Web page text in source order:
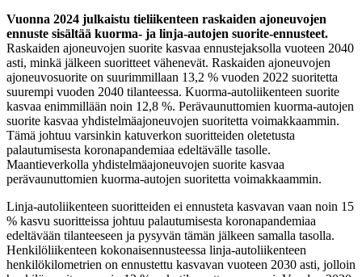
Vuonna 2024 julkaistu tieliikenteen raskaiden ajoneuvojen
ennuste sisältää kuorma- ja linja-autojen suorite-ennusteet.
Raskaiden ajoneuvojen suorite kasvaa ennustejaksolla vuoteen 2040
asti, minkä jälkeen suoritteet vähenevät. Raskaiden ajoneuvojen
ajoneuvosuorite on suurimmillaan 13,2 % vuoden 2022 suoritetta
suurempi vuoden 2040 tilanteessa. Kuorma-autoliikenteen suorite
kasvaa enimmillään noin 12,8 %. Perävaunuttomien kuorma-autojen
suorite kasvaa yhdistelmäajoneuvojen suoritetta voimakkaammin.
Tämä johtuu varsinkin katuverkon suoritteiden oletetusta
palautumisesta koronapandemiaa edeltävälle tasolle.
Maantieverkolla yhdistelmäajoneuvojen suorite kasvaa
perävaunuttomien kuorma-autojen suoritetta voimakkaammin.
Linja-autoliikenteen suoritteiden ei ennusteta kasvavan vaan noin 15
% kasvu suoritteissa johtuu palautumisesta koronapandemiaa
edeltävään tilanteeseen ja pysyvän tämän jälkeen samalla tasolla.
Henkilöliikenteen kokonaisennusteessa linja-autoliikenteen
henkilökilometrien on ennustettu kasvavan vuoteen 2030 asti, jolloin